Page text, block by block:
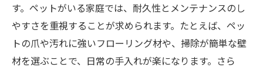
和歌山県でのリフォーム事例から学ぶペットに
優しい工夫
成功事例から学ぶリフォームポイント
す。ペットがいる家庭では、耐久性とメンテナンスのし
やすさを重視することが求められます。たとえば、ペッ
トの爪や汚れに強いフローリング材や、掃除が簡単な壁
材を選ぶことで、日常の手入れが楽になります。さら